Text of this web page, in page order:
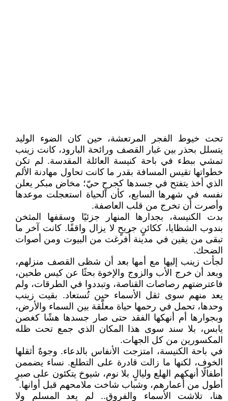
تحت خيوط الفجر المرتعشة، حين كان الضوء الوليد
يتسلل بحذر بين غبار القصف ورائحة البارود، كانت زينب
تمشي ببطء في باحة كنيسة العائلة المقدسة. لم تكن
خطواتها تقيس المسافة بقدر ما كانت تحاول مهادنة الألم
الذي أخذ يتفتح في جسدها كجرحٍ حيّ؛ مخاض مبكر يعلن
نفسه في شهرها السابع، كأن الحياة استعجلت موعدها
وأصرت أن تخرج من قلب العاصفة.
بدت الكنيسة، بجدارها المنهار جزئيًا وسقفها المثخن
بندوب الشظايا، ككائنٍ جريحٍ لا يزال واقفًا. كانت آخر ما
تبقى من يقين في مدينة أُفرغت من البيوت ومن أصوات
الضحك.
لجأت زينب إليها مع أمها بعد أن شظى القصف منزلهم،
وبعد أن خرج الأب والزوج والإخوة بحثًا عن كيس طحين،
فاعترضتهم رصاصات القناصة، وتبددوا في الطرقات، ولم
يعد منهم سوى ثقل الأسماء حين تُستعاد. بقيت زينب
وحدها، تحمل في رحمها حياة معلّقة بين السماء والأرض،
وبجوارها أم أنهكها الفقد حتى صار جسدها هشًا كغصن
يابس، بلا سند سوى هذا المكان الذي جمع تحت ظله
المكسورين من كل الجهات.
في باحة الكنيسة، امتزجت الأنفاس بالدعاء. وجوهٌ أثقلها
الخوف، لكنها ما زالت قادرة على التطلع. نساء يضممن
أطفالًا أنهكهم الهلع وليالٍ بلا نوم، شيوخ يتكئون على صبرٍ
أطول من أعمارهم، وشباب شاخت ملامحهم قبل أوانها.
هنا، تلاشت الأسماء والفروق.. لم يعد المسلم ولا